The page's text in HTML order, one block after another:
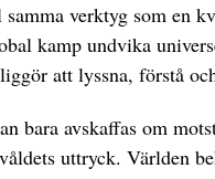
verktyg som en
kamp undvika
att lyssna, förstå
bara avskaffas om
uttryck. Världen